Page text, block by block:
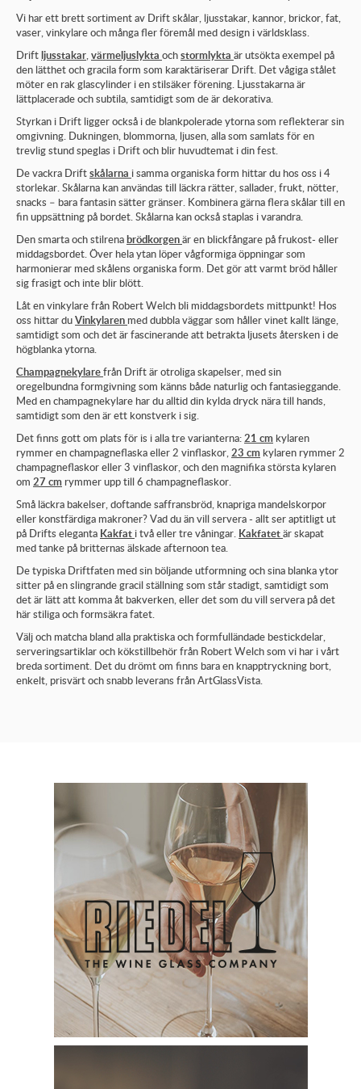
Vi har ett brett sortiment av Drift skålar, ljusstakar, kannor, brickor, fat,
vaser, vinkylare och många fler föremål med design i världsklass.
Driftljusstakar,värmeljuslykta ochstormlykta är utsökta exempel på
den lätthet och gracila form som karaktäriserar Drift. Det vågiga stålet
möter en rak glascylinder i en stilsäker förening. Ljusstakarna är
lättplacerade och subtila, samtidigt som de är dekorativa.
Styrkan i Drift ligger också i de blankpolerade ytorna som reflekterar sin
omgivning. Dukningen, blommorna, ljusen, alla som samlats för en
trevlig stund speglas i Drift och blir huvudtemat i din fest.
De vackra Driftskålarna i samma organiska form hittar du hos oss i 4
storlekar. Skålarna kan användas till läckra rätter, sallader, frukt, nötter,
snacks – bara fantasin sätter gränser. Kombinera gärna flera skålar till en
fin uppsättning på bordet. Skålarna kan också staplas i varandra.
Den smarta och stilrenabrödkorgenär en blickfångare på frukost- eller
middagsbordet. Över hela ytan löper vågformiga öppningar som
harmonierar med skålens organiska form. Det gör att varmt bröd håller
sig frasigt och inte blir blött.
Låt en vinkylare från Robert Welch bli middagsbordets mittpunkt! Hos
oss hittar duVinkylaren med dubbla väggar som håller vinet kallt länge,
samtidigt som och det är fascinerande att betrakta ljusets återsken i de
högblanka ytorna.
Champagnekylarefrån Drift är otroliga skapelser, med sin
oregelbundna formgivning som känns både naturlig och fantasieggande.
Med en champagnekylare har du alltid din kylda dryck nära till hands,
samtidigt som den är ett konstverk i sig.
Det finns gott om plats för is i alla tre varianterna:21 cm kylaren
rymmer en champagneflaska eller 2 vinflaskor,23 cm kylaren rymmer 2
champagneflaskor eller 3 vinflaskor, och den magnifika största kylaren
om 27 cm rymmer upp till 6 champagneflaskor.
Små läckra bakelser, doftande saffransbröd, knapriga mandelskorpor
eller konstfärdiga makroner? Vad du än vill servera - allt ser aptitligt ut
på Drifts eleganta Kakfati två eller tre våningar. Kakfatetär skapat
med tanke på britternas älskade afternoon tea.
De typiska Driftfaten med sin böljande utformning och sina blanka ytor
sitter på en slingrande gracil ställning som står stadigt, samtidigt som
det är lätt att komma åt bakverken, eller det som du vill servera på det
här stiliga och formsäkra fatet.
Välj och matcha bland alla praktiska och formfulländade bestickdelar,
serveringsartiklar och kökstillbehör från Robert Welch som vi har i vårt
breda sortiment. Det du drömt om finns bara en knapptryckning bort,
enkelt, prisvärt och snabb leverans från ArtGlassVista.